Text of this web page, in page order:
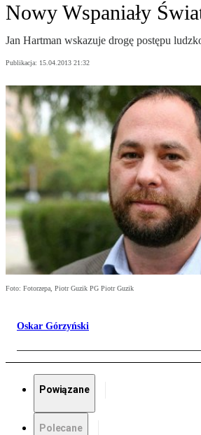
Nowy Wspaniały
Jan Hartman wskazuje drogę postępu
Publikacja: 15.04.2013 21:32
Foto: Fotorzepa, Piotr Guzik PG Piotr Guzik
Oskar Górzyński
Powiązane
Polecane